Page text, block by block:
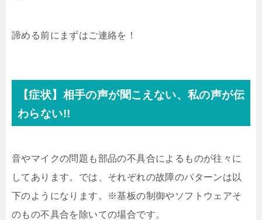
諦める前にまずはご連絡を！
【症状】相手の声が聞こえない、私の声が伝
わらない!!
音やマイクの問題も部品の不具合によるものが往々に
してあります。では、それぞれの故障のパターンは以
下のようになります。※基板の制御やソフトウェアそ
のもの不具合を除いての場合です。